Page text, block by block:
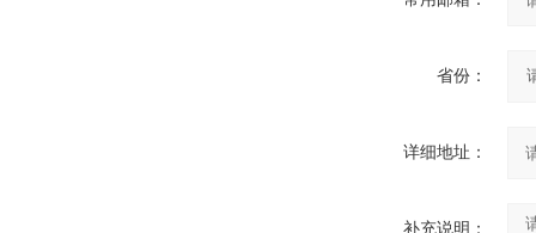
省份：
详细地址：
补充说明：